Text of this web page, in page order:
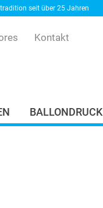
seit über 25 Jahren
Kontakt
BALLONDRUCK